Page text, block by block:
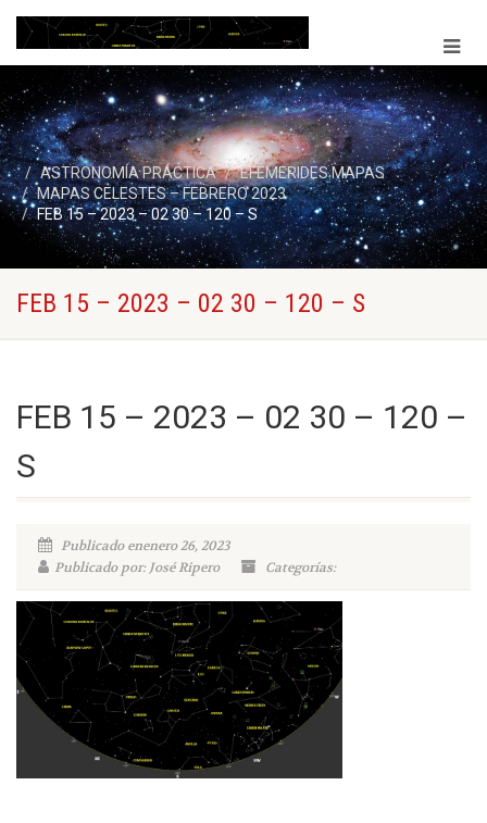
ASTRONOMÍA PRÁCTICA
EFEMERIDES MAPAS
MAPAS CELESTES – FEBRERO 2023
FEB 15 – 2023 – 02 30 – 120 – S
FEB 15 – 2023 – 02 30 – 120 – S
FEB 15 – 2023 – 02 30 – 120 –
S
Publicado enenero 26, 2023
Publicado por: José Ripero
Categorías: